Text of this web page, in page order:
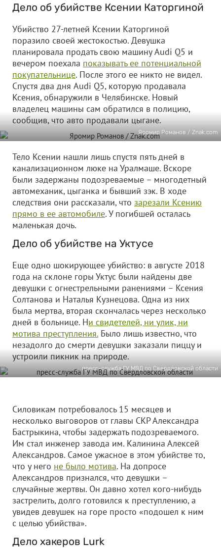
Дело об убийстве Ксении Каторгиной
Убийство 27-летней Ксении Каторгиной
поразило своей жестокостью. Девушка
планировала продать свою машину Audi Q5 и
вечером поехала показывать ее потенциальной
покупательнице. После этого ее никто не видел.
Спустя два дня Audi Q5, которую продавала
Ксения, обнаружили в Челябинске. Новый
владелец машины сам обратился в полицию,
сообщив, что авто продавали цыгане.
Яромир Романов / Znak.com
Тело Ксении нашли лишь спустя пять дней в
канализационном люке на Уралмаше. Вскоре
были задержаны подозреваемые – многодетный
автомеханик, цыганка и бывший зэк. В ходе
следствия они рассказали, что зарезали Ксению
прямо в ее автомобиле. У погибшей осталась
маленькая дочь.
Дело об убийстве на Уктусе
Еще одно шокирующее убийство: в августе 2018
года на склоне горы Уктус были найдены две
девушки с огнестрельными ранениями – Ксения
Солтанова и Наталья Кузнецова. Одна из них
была мертва, вторая скончалась через несколько
дней в больнице. Ни свидетелей, ни улик, ни
мотива преступления. Было лишь известно, что
незадолго до смерти девушки заказали пиццу и
устроили пикник на природе.
пресс-служба ГУ МВД по Свердловской области
Силовикам потребовалось 15 месяцев и
несколько выговоров от главы СКР Александра
Бастрыкина, чтобы задержать подозреваемого.
Им стал инженер завода им. Калинина Алексей
Александров. Самое ужасное в этом убийстве то,
что у него не было мотива. На допросе
Александров признался, что девушки –
случайные жертвы. Он давно хотел кого-нибудь
застрелить, долго готовился к преступлению, а
увидев девушек на горе просто «подошел к ним
с целью убийства».
Дело хакеров Lurk